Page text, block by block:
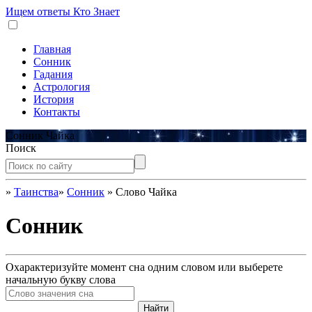
Ищем ответы Кто Знает
Главная
Сонник
Гадания
Астрология
История
Контакты
Сонник Чайка
Поиск
» Таинства» Сонник » Слово Чайка
Сонник
Охарактеризуйте момент сна одним словом или выберете
начальную букву слова